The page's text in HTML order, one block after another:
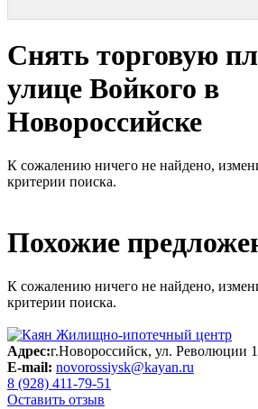
Снять торговую
улице Войкого в
Новороссийске
К сожалению ничего не найдено,
критерии поиска.
Похожие
К сожалению ничего не найдено,
критерии поиска.
Адрес:г.Новороссийск, ул. Революции
E-mail: novorossiysk@kayan.ru
8 (928) 411-79-51
Оставить отзыв